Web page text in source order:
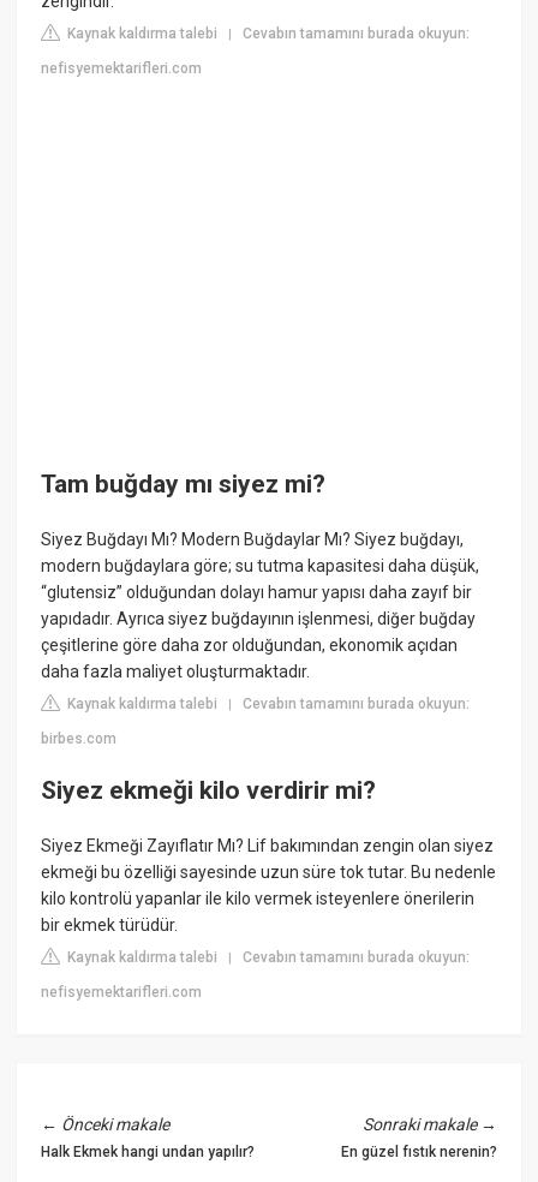
Kaynak kaldırma talebi |Cevabın tamamını burada okuyun:
nefisyemektarifleri.com
Tam buğday mı siyez mi?
Siyez Buğdayı Mı? Modern Buğdaylar Mı? Siyez buğdayı,
modern buğdaylara göre; su tutma kapasitesi daha düşük,
“glutensiz” olduğundan dolayı hamur yapısı daha zayıf bir
yapıdadır. Ayrıca siyez buğdayının işlenmesi, diğer buğday
çeşitlerine göre daha zor olduğundan, ekonomik açıdan
daha fazla maliyet oluşturmaktadır.
Kaynak kaldırma talebi |Cevabın tamamını burada okuyun:
birbes.com
Siyez ekmeği kilo verdirir mi?
Siyez Ekmeği Zayıflatır Mı? Lif bakımından zengin olan siyez
ekmeği bu özelliği sayesinde uzun süre tok tutar. Bu nedenle
kilo kontrolü yapanlar ile kilo vermek isteyenlere önerilerin
bir ekmek türüdür.
Kaynak kaldırma talebi |Cevabın tamamını burada okuyun:
nefisyemektarifleri.com
← Önceki makale
Halk Ekmek hangi undan yapılır?
Sonraki makale→
En güzel fıstık nerenin?